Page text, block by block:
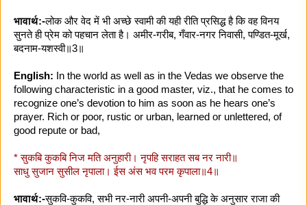
भावार्थ:-लोक और वेद में भी अच्छे स्वामी की यही रीति प्रसिद्ध है कि वह विनय
सुनते ही प्रेम को पहचान लेता है। अमीर-गरीब, गँवार-नगर निवासी, पण्डित-मूर्ख,
बदनाम-यशस्वी॥3॥
English: In the world as well as in the Vedas we observe the
following characteristic in a good master, viz., that he comes to
recognize one’s devotion to him as soon as he hears one’s
prayer. Rich or poor, rustic or urban, learned or unlettered, of
good repute or bad,
* सुकबि कुकबि निज मति अनुहारी। नृपहि सराहत सब नर नारी॥
साधु सुजान सुसील नृपाला। ईस अंस भव परम कृपाला॥4॥
भावार्थ:-सुकवि-कुकवि, सभी नर-नारी अपनी-अपनी बुद्धि के अनुसार राजा की